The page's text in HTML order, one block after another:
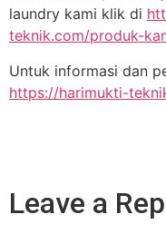
laundry kami klik di
teknik.com/produk-
Untuk informasi dan
https://harimukti-
Leave a